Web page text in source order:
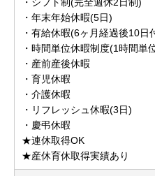
・年末年始休暇(5日)
・有給休暇(6ヶ月経過後10日
・時間単位休暇制度(1時間単
・産前産後休暇
・育児休暇
・介護休暇
・リフレッシュ休暇(3日)
・慶弔休暇
★連休取得OK
★産休育休取得実績あり